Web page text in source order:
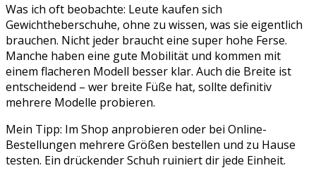
Was ich oft beobachte: Leute kaufen sich
Gewichtheberschuhe, ohne zu wissen, was sie eigentlich
brauchen. Nicht jeder braucht eine super hohe Ferse.
Manche haben eine gute Mobilität und kommen mit
einem flacheren Modell besser klar. Auch die Breite ist
entscheidend – wer breite Füße hat, sollte definitiv
mehrere Modelle probieren.
Mein Tipp: Im Shop anprobieren oder bei Online-
Bestellungen mehrere Größen bestellen und zu Hause
testen. Ein drückender Schuh ruiniert dir jede Einheit.